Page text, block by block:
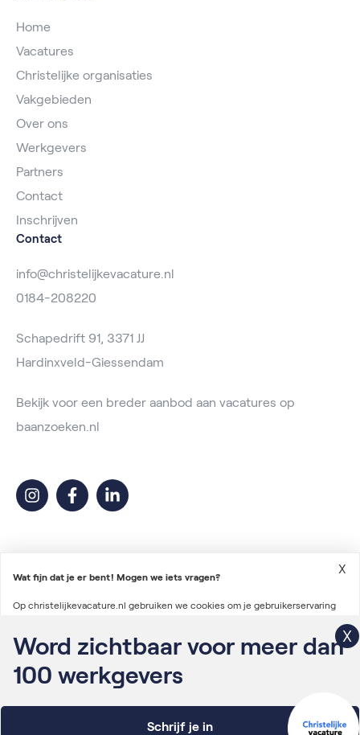
Home
Vacatures
Christelijke organisaties
Vakgebieden
Over ons
Werkgevers
Partners
Contact
Inschrijven
Contact
info@christelijkevacature.nl
0184-208220
Schapedrift 91, 3371 JJ
Hardinxveld-Giessendam
Bekijk voor een breder aanbod aan vacatures op
baanzoeken.nl
2026 © Christelijke Vacature
Voorwaarden vacatureplaatsing
Algemene voorwaarden
Onderdeel van Irys Vacaturelab
Wat fijn dat je er bent! Mogen we iets vragen?
Op christelijkevacature.nl gebruiken we cookies om je gebruikerservaring
te verbeteren en advertenties te personaliseren. We gebruiken ook cookies
om gegevens te verzamelen voor het personaliseren van content en het
meten van de effectiviteit van onze advertenties via derde partijen.
X
Word zichtbaar voor meer dan
100 werkgevers
Schrijf je in